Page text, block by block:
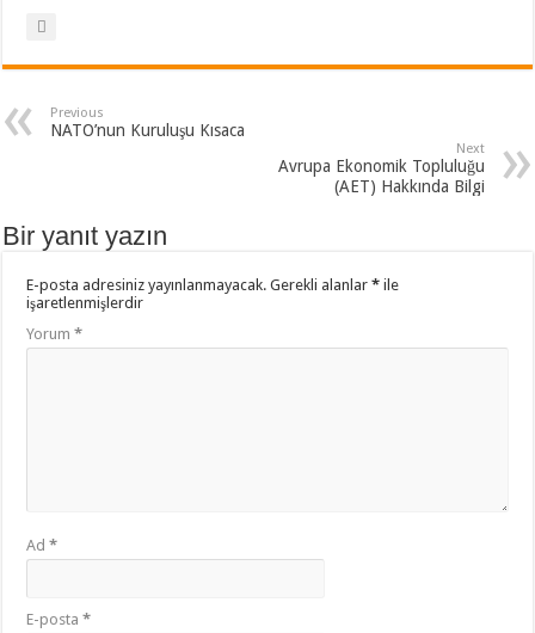
Previous
NATO’nun Kuruluşu Kısaca
Next
Avrupa Ekonomik Topluluğu
(AET) Hakkında Bilgi
Bir yanıt yazın
E-posta adresiniz yayınlanmayacak. Gerekli alanlar* ile
işaretlenmişlerdir
Yorum*
Ad*
E-posta*